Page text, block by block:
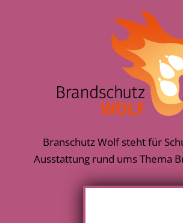
Branschutz Wolf steht für
Ausstattung rund ums Thema